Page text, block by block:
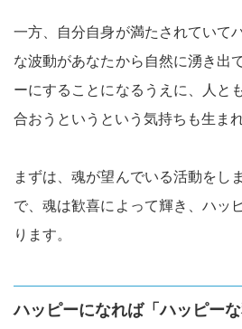
一方、自分自身が満たされていて
な波動があなたから自然に湧き出
ーにすることになるうえに、人と
合おうというという気持ちも生ま
まずは、魂が望んでいる活動をし
で、魂は歓喜によって輝き、ハッ
ります。
ハッピーになれば「ハッピー